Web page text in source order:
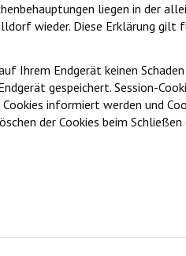
liegen in der
wieder. Diese Erklärung gilt
Ihrem Endgerät keinen Schaden
gespeichert. Session-
informiert werden und
der Cookies beim